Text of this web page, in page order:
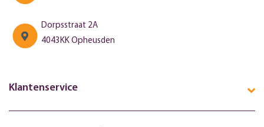
Dorpsstraat 2A
4043KK Opheusden
Klantenservice